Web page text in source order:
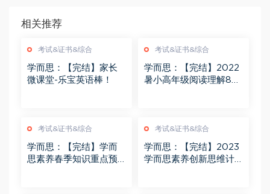
相关推荐
考试&证书&综合
学而思：【完结】家长
微课堂-乐宝英语棒！
考试&证书&综合
学而思：【完结】2022
暑小高年级阅读理解8大
考试&证书&综合
学而思：【完结】学而
思素养春季知识重点预
考试&证书&综合
学而思：【完结】2023
学而思素养创新思维计